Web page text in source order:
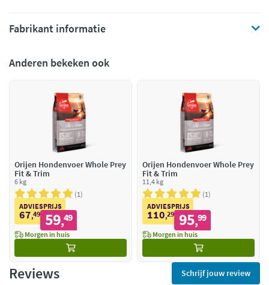
Fabrikant informatie
Anderen bekeken ook
Orijen Hondenvoer Whole Prey
Fit & Trim
6 kg
1
ADVIESPRIJS
67,49 59,49
Morgen in huis
Orijen Hondenvoer Whole Prey
Fit & Trim
11,4 kg
1
ADVIESPRIJS
110,29 95,99
Morgen in huis
Reviews Schrijf jouw review